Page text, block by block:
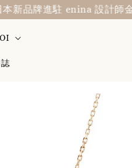
牌進駐 enina 設計師金雕＊